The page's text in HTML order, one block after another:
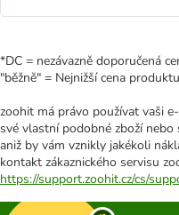
*DC = nezávazně doporučená
"běžně" = Nejnižší cena
zoohit má právo používat vaši
své vlastní podobné zboží
aniž by vám vznikly jakékoli
kontakt zákaznického servisu
https://support.zoohit.cz/cs/